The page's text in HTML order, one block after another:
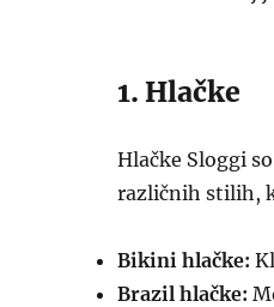
1. Hlačke
Hlačke Sloggi
različnih stilih,
Bikini hlačke:
Brazil hlačke: